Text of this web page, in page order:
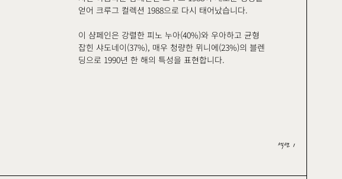
얻어 크루그 컬렉션 1988으로 다시 태어났습니다.
이 샴페인은 강렬한 피노 누아(40%)와 우아하고 균형
잡힌 샤도네이(37%), 매우 청량한 뮈니에(23%)의 블렌
딩으로 1990년 한 해의 특성을 표현합니다.
섹션 1